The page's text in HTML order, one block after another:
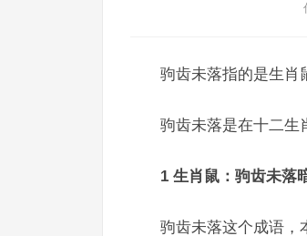
驹齿未落指的是生肖
驹齿未落是在十二生
1 生肖鼠：驹齿未落
驹齿未落这个成语，